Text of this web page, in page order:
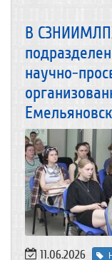
В
научно-
11.06.2026